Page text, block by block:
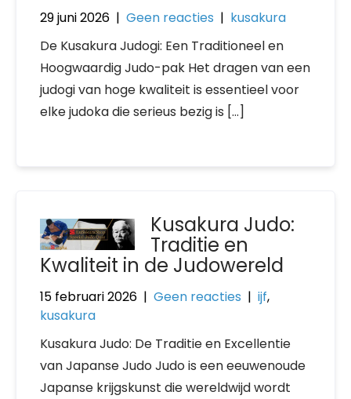
29 juni 2026 | Geen reacties | kusakura
De Kusakura Judogi: Een Traditioneel en
Hoogwaardig Judo-pak Het dragen van een
judogi van hoge kwaliteit is essentieel voor
elke judoka die serieus bezig is […]
Kusakura Judo:
Traditie en
Kwaliteit in de Judowereld
15 februari 2026 | Geen reacties | ijf,
kusakura
Kusakura Judo: De Traditie en Excellentie
van Japanse Judo Judo is een eeuwenoude
Japanse krijgskunst die wereldwijd wordt